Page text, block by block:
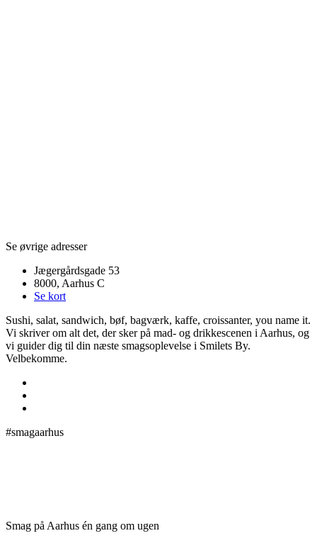
Se øvrige adresser
Jægergårdsgade 53
8000, Aarhus C
Se kort
Sushi, salat, sandwich, bøf, bagværk, kaffe, croissanter, you name it.
Vi skriver om alt det, der sker på mad- og drikkescenen i Aarhus, og
vi guider dig til din næste smagsoplevelse i Smilets By.
Velbekomme.
#smagaarhus
Smag på Aarhus én gang om ugen